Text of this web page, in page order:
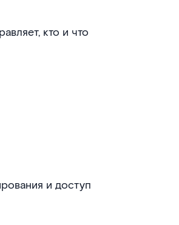
кто и что
и доступ